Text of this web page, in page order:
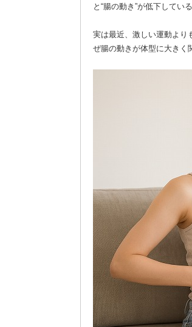
と“腸の動き”が低下してい
実は最近、激しい運動より
ぜ腸の動きが体型に大きく